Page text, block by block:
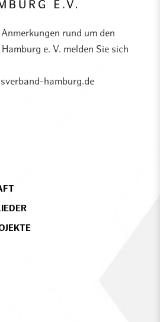
rund um den
e. V. melden Sie sich
hamburg.de